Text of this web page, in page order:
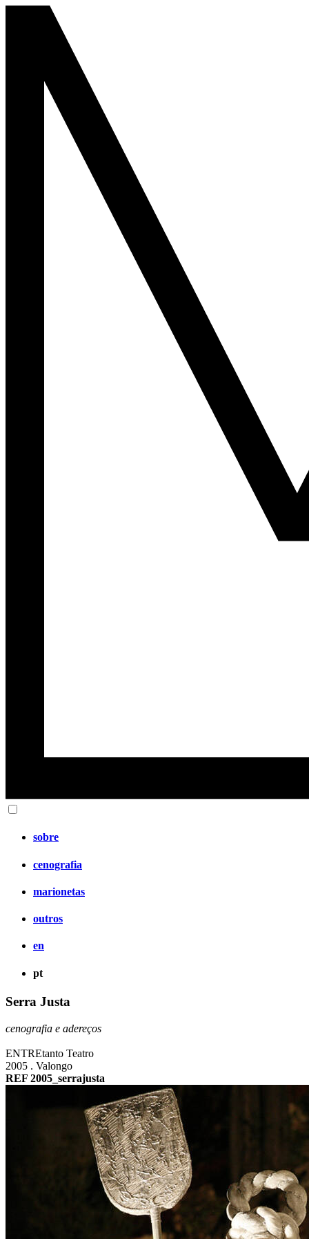
sobre
cenografia
marionetas
outros
en
pt
Serra Justa
cenografia e adereços
ENTREtanto Teatro
2005 . Valongo
REF 2005_serrajusta